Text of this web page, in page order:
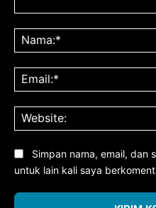
Simpan nama, email, dan
untuk lain kali saya